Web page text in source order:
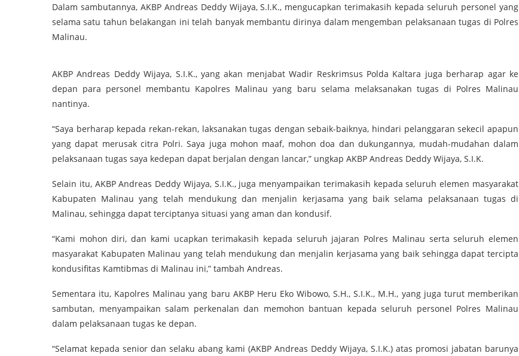
Dalam sambutannya, AKBP Andreas Deddy Wijaya, S.I.K., mengucapkan terimakasih kepada seluruh personel yang
selama satu tahun belakangan ini telah banyak membantu dirinya dalam mengemban pelaksanaan tugas di Polres
Malinau.
AKBP Andreas Deddy Wijaya, S.I.K., yang akan menjabat Wadir Reskrimsus Polda Kaltara juga berharap agar ke
depan para personel membantu Kapolres Malinau yang baru selama melaksanakan tugas di Polres Malinau
nantinya.
“Saya berharap kepada rekan-rekan, laksanakan tugas dengan sebaik-baiknya, hindari pelanggaran sekecil apapun
yang dapat merusak citra Polri. Saya juga mohon maaf, mohon doa dan dukungannya, mudah-mudahan dalam
pelaksanaan tugas saya kedepan dapat berjalan dengan lancar,” ungkap AKBP Andreas Deddy Wijaya, S.I.K.
Selain itu, AKBP Andreas Deddy Wijaya, S.I.K., juga menyampaikan terimakasih kepada seluruh elemen masyarakat
Kabupaten Malinau yang telah mendukung dan menjalin kerjasama yang baik selama pelaksanaan tugas di
Malinau, sehingga dapat terciptanya situasi yang aman dan kondusif.
“Kami mohon diri, dan kami ucapkan terimakasih kepada seluruh jajaran Polres Malinau serta seluruh elemen
masyarakat Kabupaten Malinau yang telah mendukung dan menjalin kerjasama yang baik sehingga dapat tercipta
kondusifitas Kamtibmas di Malinau ini,” tambah Andreas.
Sementara itu, Kapolres Malinau yang baru AKBP Heru Eko Wibowo, S.H., S.I.K., M.H., yang juga turut memberikan
sambutan, menyampaikan salam perkenalan dan memohon bantuan kepada seluruh personel Polres Malinau
dalam pelaksanaan tugas ke depan.
“Selamat kepada senior dan selaku abang kami (AKBP Andreas Deddy Wijaya, S.I.K.) atas promosi jabatan barunya